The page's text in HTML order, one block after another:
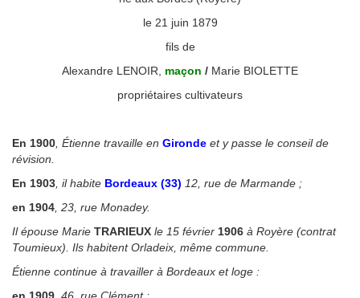
le 21 juin 1879
fils de
Alexandre LENOIR, maçon / Marie BIOLETTE
propriétaires cultivateurs
En 1900 , Étienne travaille en Gironde et y passe le conseil de
révision.
En 1903 , il habite Bordeaux (33) 12, rue de Marmande ;
en 1904 , 23, rue Monadey.
Il épouse Marie TRARIEUX le 15 février 1906 à Royère (contrat
Toumieux). Ils habitent Orladeix, même commune.
Étienne continue à travailler à Bordeaux et loge :